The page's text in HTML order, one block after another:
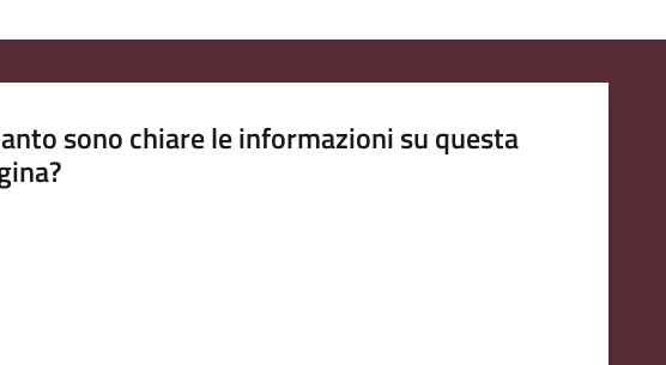
sono chiare le informazioni su questa